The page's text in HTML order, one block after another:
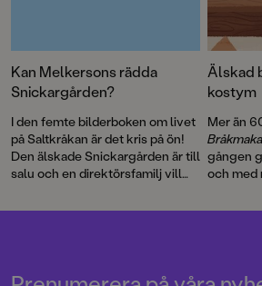
Kan Melkersons rädda
Snickargården?
I den femte bilderboken om livet
på Saltkråkan är det kris på ön!
Den älskade Snickargården är till
salu och en direktörsfamilj vill
bygga en bungalow …
berättelse.
Älskad
kostym
Mer än
gången
och med